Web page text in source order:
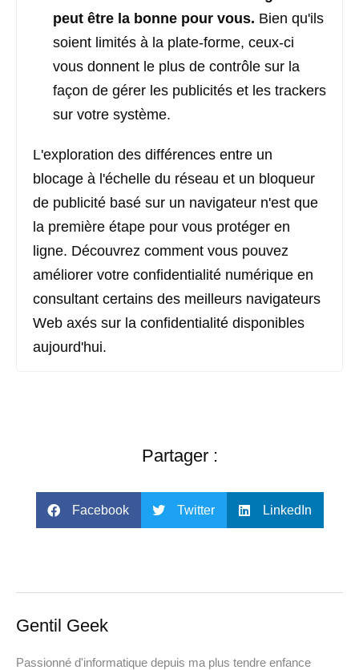
peut être la bonne pour vous. Bien qu'ils
soient limités à la plate-forme, ceux-ci
vous donnent le plus de contrôle sur la
façon de gérer les publicités et les trackers
sur votre système.
L'exploration des différences entre un
blocage à l'échelle du réseau et un bloqueur
de publicité basé sur un navigateur n'est que
la première étape pour vous protéger en
ligne. Découvrez comment vous pouvez
améliorer votre confidentialité numérique en
consultant certains des meilleurs navigateurs
Web axés sur la confidentialité disponibles
aujourd'hui.
Partager :
Facebook Twitter LinkedIn
Gentil Geek
Passionné d'informatique depuis ma plus tendre enfance